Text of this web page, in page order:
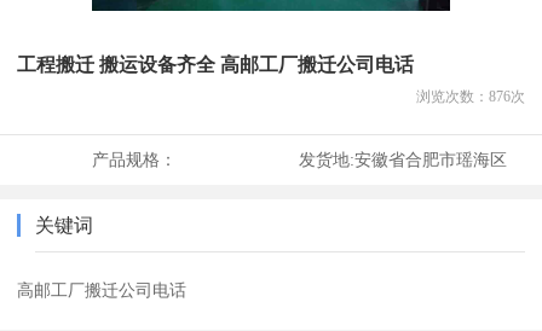
工程搬迁 搬运设备齐全 高邮工厂搬迁公司电话
浏览次数： 876次
产品规格： 发货地:安徽省合肥市瑶海区
关键词
高邮工厂搬迁公司电话